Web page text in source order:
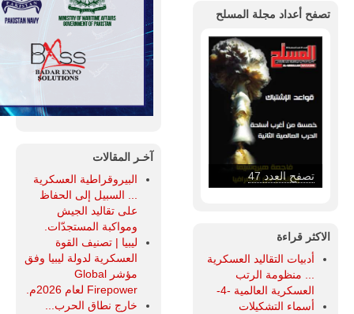
تصفح أعداد مجلة المسلح
تصفح العدد 47
الاكثر قراءة
أدبيات التقاليد العسكرية
... منظومة الرتب
العسكرية العالمية -4-
أسماء التشكيلات
آخـر المقالات
البيروقراطية العسكرية
... السبيل إلى الحفاظ
على تقاليد الجيش
ومواكبة المستجدّات.
ليبيا | تصنيف القوة
العسكرية لدولة ليبيا وفق
مؤشر Global
Firepower لعام 2026م.
خارج نطاق الحرب...